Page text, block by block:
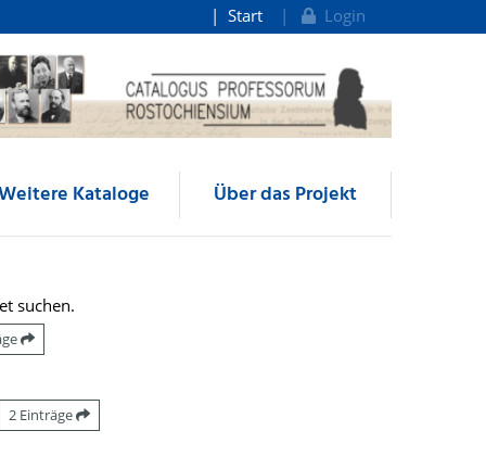
Start Login
Kataloge Über das Projekt
suchen.
2 Einträge